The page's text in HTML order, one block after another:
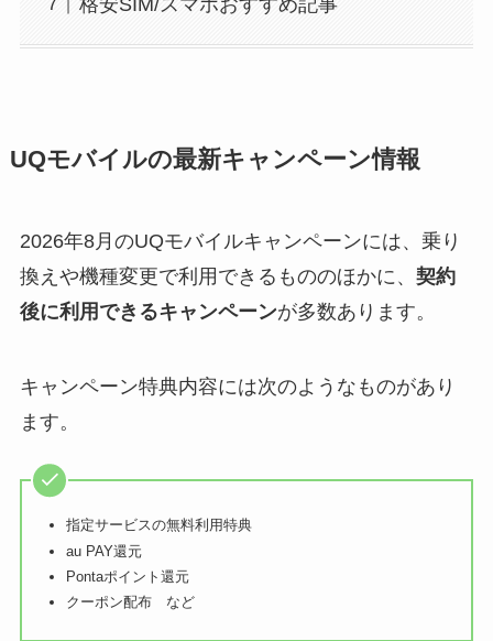
UQモバイルの最新キャンペーン情報
2026年8月のUQモバイルキャンペーンには、乗り
換えや機種変更で利用できるもののほかに、 契約
後に利用できるキャンペーンが多数あります。
キャンペーン特典内容には次のようなものがあり
ます。
指定サービスの無料利用特典
au PAY還元
Pontaポイント還元
クーポン配布 など